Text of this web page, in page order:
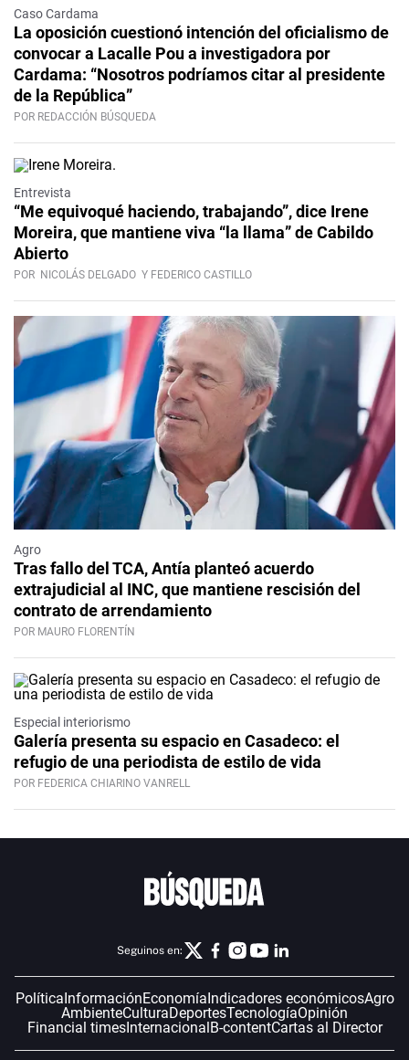
Caso Cardama
La oposición cuestionó intención del oficialismo de
convocar a Lacalle Pou a investigadora por
Cardama: “Nosotros podríamos citar al presidente
de la República”
POR REDACCIÓN BÚSQUEDA
Video
Entrevista
“Me equivoqué haciendo, trabajando”, dice Irene
Moreira, que mantiene viva “la llama” de Cabildo
Abierto
POR NICOLÁS DELGADO Y FEDERICO CASTILLO
Agro
Tras fallo del TCA, Antía planteó acuerdo
extrajudicial al INC, que mantiene rescisión del
contrato de arrendamiento
POR MAURO FLORENTÍN
Especial interiorismo
Galería presenta su espacio en Casadeco: el
refugio de una periodista de estilo de vida
POR FEDERICA CHIARINO VANRELL
Seguinos en:
PolíticaInformaciónEconomíaIndicadores económicosAgro
AmbienteCulturaDeportesTecnologíaOpinión
Financial timesInternacionalB-contentCartas al Director